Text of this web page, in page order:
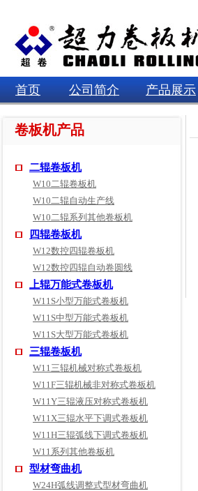
首页 公司简介 产品展示
卷板机产品
二辊卷板机
W10二辊卷板机
W10二辊自动生产线
W10二辊系列其他卷板机
四辊卷板机
W12数控四辊卷板机
W12数控四辊自动卷圆线
上辊万能式卷板机
W11S小型万能式卷板机
W11S中型万能式卷板机
W11S大型万能式卷板机
三辊卷板机
W11三辊机械对称式卷板机
W11F三辊机械非对称式卷板机
W11Y三辊液压对称式卷板机
W11X三辊水平下调式卷板机
W11H三辊弧线下调式卷板机
W11系列其他卷板机
型材弯曲机
W24H弧线调整式型材弯曲机